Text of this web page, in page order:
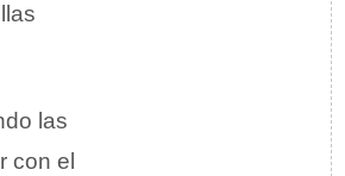
las
con el